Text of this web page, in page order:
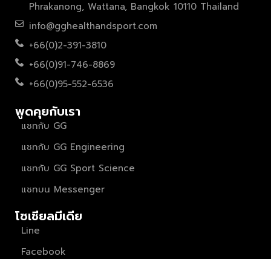
Phrakanong, Wattana, Bangkok 10110 Thailand
info@gghealthandsport.com
+66(0)2-391-3810
+66(0)91-746-8869
+66(0)95-552-6536
พูดคุยกับเรา
แชทกับ GG
แชทกับ GG Engineering
แชทกับ GG Sport Science
แชทบน Messenger
โซเชียลมีเดีย
Line
Facebook